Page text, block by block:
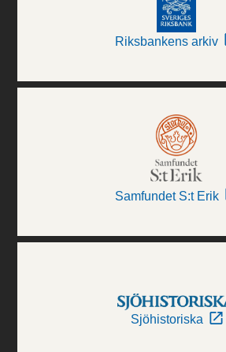
Riksbankens arkiv
Samfundet S:t Erik
Sjöhistoriska